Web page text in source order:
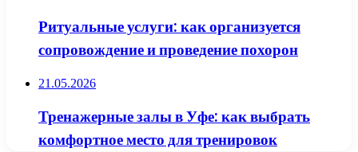
Ритуальные услуги: как организуется
сопровождение и проведение похорон
21.05.2026
Тренажерные залы в Уфе: как выбрать
комфортное место для тренировок